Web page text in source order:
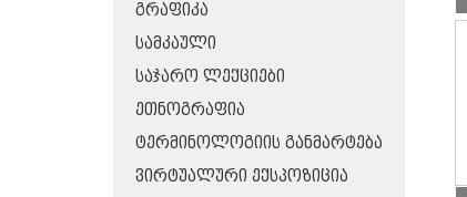
ᲒᲠᲐᲤᲘᲙᲐ
ᲡᲐᲛᲙᲐᲣᲚᲘ
ᲡᲐᲯᲐᲠᲝ ᲚᲔᲥᲪᲘᲔᲑᲘ
ᲔᲗᲜᲝᲒᲠᲐᲤᲘᲐ
ᲢᲔᲠᲛᲘᲜᲝᲚᲝᲒᲘᲘᲡ ᲒᲐᲜᲛᲐᲠᲢᲔᲑᲐ
ᲕᲘᲠᲢᲣᲐᲚᲣᲠᲘ ᲔᲥᲡᲞᲝᲖᲘᲪᲘᲐ